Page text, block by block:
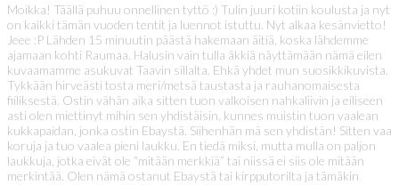
Moikka! Täällä puhuu onnellinen tyttö :) Tulin juuri kotiin koulusta ja nyt
on kaikki tämän vuoden tentit ja luennot istuttu. Nyt alkaa kesänvietto!
Jeee :P Lähden 15 minuutin päästä hakemaan äitiä, koska lähdemme
ajamaan kohti Raumaa. Halusin vain tulla äkkiä näyttämään nämä eilen
kuvaamamme asukuvat Taavin sillalta. Ehkä yhdet mun suosikkikuvista.
Tykkään hirveästi tosta meri/metsä taustasta ja rauhanomaisesta
fiiliksestä. Ostin vähän aika sitten tuon valkoisen nahkaliivin ja eiliseen
asti olen miettinyt mihin sen yhdistäisin, kunnes muistin tuon vaalean
kukkapaidan, jonka ostin Ebaystä. Siihenhän mä sen yhdistän! Sitten vaa
koruja ja tuo vaalea pieni laukku. En tiedä miksi, mutta mulla on paljon
laukkuja, jotka eivät ole “mitään merkkiä” tai niissä ei siis ole mitään
merkintää. Olen nämä ostanut Ebaystä tai kirpputorilta ja tämäkin